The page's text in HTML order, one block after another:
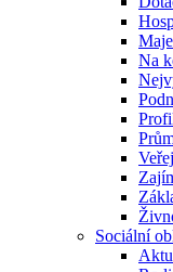
Na
Sociální